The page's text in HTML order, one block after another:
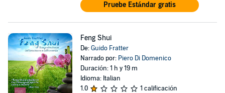
Pruebe Estándar gratis
Feng Shui
De:Guido Fratter
Narrado por: Piero Di Domenico
Duración: 1 h y 19 m
Idioma: Italian
1.0
1 calificación